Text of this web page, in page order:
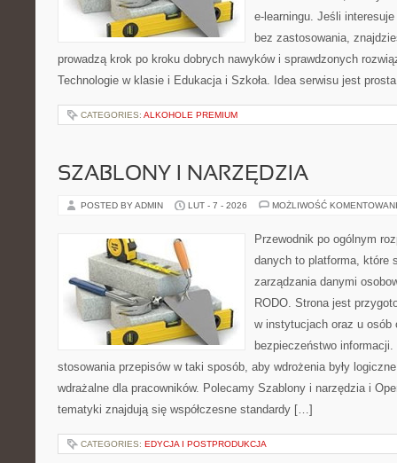
e-learningu. Jeśli
bez zastosowania,
prowadzą krok po kroku dobrych nawyków i sprawdzonych
Technologie w klasie i Edukacja i Szkoła. Idea serwisu jest
CATEGORIES: ALKOHOLE PREMIUM
SZABLONY I NARZĘDZIA
POSTED BY ADMIN LUT - 7 - 2026 MOŻLIWOŚĆ
Przewodnik po ogólnym
danych to platforma, które
zarządzania danymi
RODO. Strona jest
w instytucjach oraz u osób
bezpieczeństwo
stosowania przepisów w taki sposób, aby wdrożenia były
wdrażalne dla pracowników. Polecamy Szablony i narzędzia i
tematyki znajdują się współczesne standardy […]
CATEGORIES: EDYCJA I POSTPRODUKCJA